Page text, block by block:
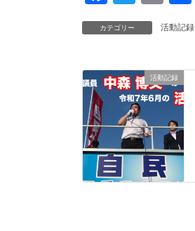
a
c
b
o
o
k
wi
tt
ail
カテゴリー 活動記録
活動記録